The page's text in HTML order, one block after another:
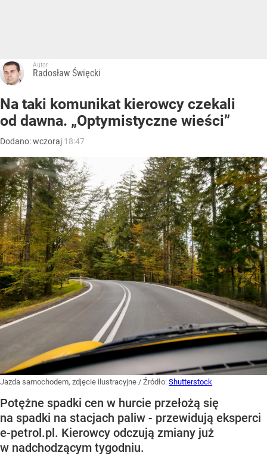
Autor:
Radosław Święcki
Na taki komunikat kierowcy czekali
od dawna. „Optymistyczne wieści”
Dodano:wczoraj 18:47
Jazda samochodem, zdjęcie ilustracyjne / Źródło: Shutterstock
Potężne spadki cen w hurcie przełożą się
na spadki na stacjach paliw - przewidują eksperci
e-petrol.pl. Kierowcy odczują zmiany już
w nadchodzącym tygodniu.